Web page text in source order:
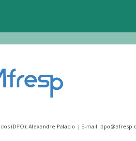
(DPO): Alexandre Palacio | E-mail: